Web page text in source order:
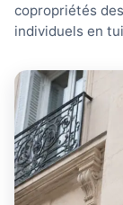
copropriétés
individuels en